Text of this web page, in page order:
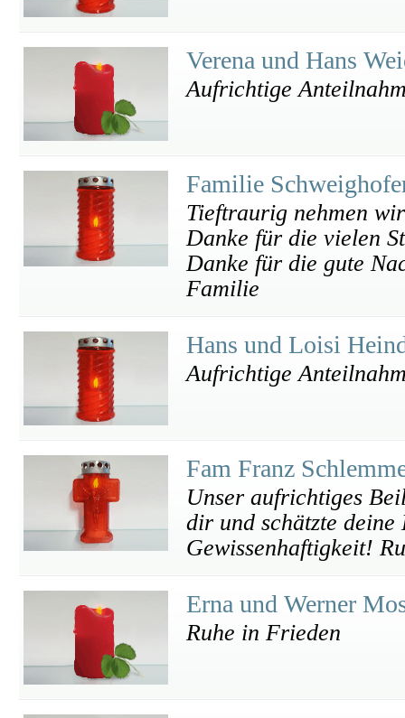
Verena und Hans
Aufrichtige
Familie
Tieftraurig nehmen
Danke für die vielen
Danke für die gute
Familie
Hans und Loisi
Aufrichtige
Fam Franz
Unser aufrichtiges
dir und schätzte
Gewissenhaftigkeit!
Erna und Werner
Ruhe in Frieden